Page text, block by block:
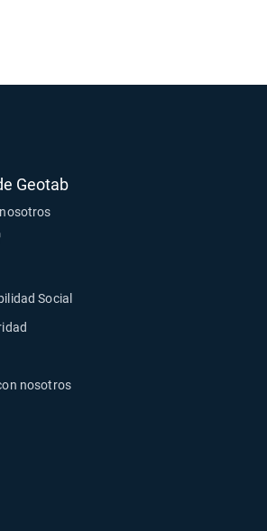
Geotab
Abrir en una nueva ventana
Social
nosotros